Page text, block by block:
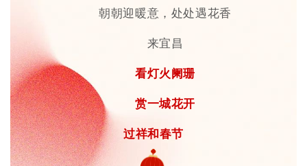
朝朝迎暖意，处处遇花香
来宜昌
看灯火阑珊
赏一城花开
过祥和春节